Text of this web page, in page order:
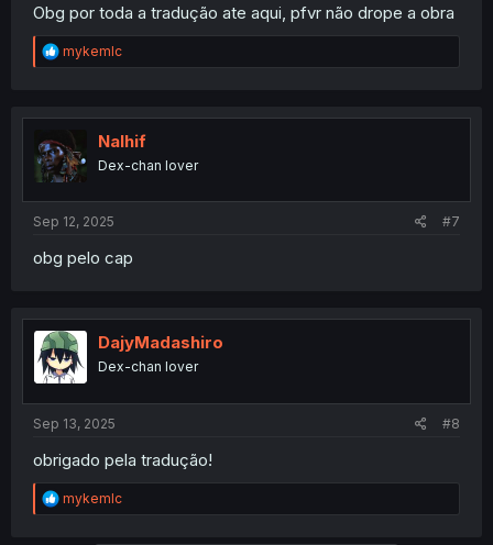
Obg por toda a tradução ate aqui, pfvr não drope a obra
R
e
t
o
n
mykemlc
Nalhif
Dex-chan lover
Sep 12, 2025 #7
obg pelo cap
DajyMadashiro
Dex-chan lover
Sep 13, 2025 #8
obrigado pela tradução!
R
e
mykemlc